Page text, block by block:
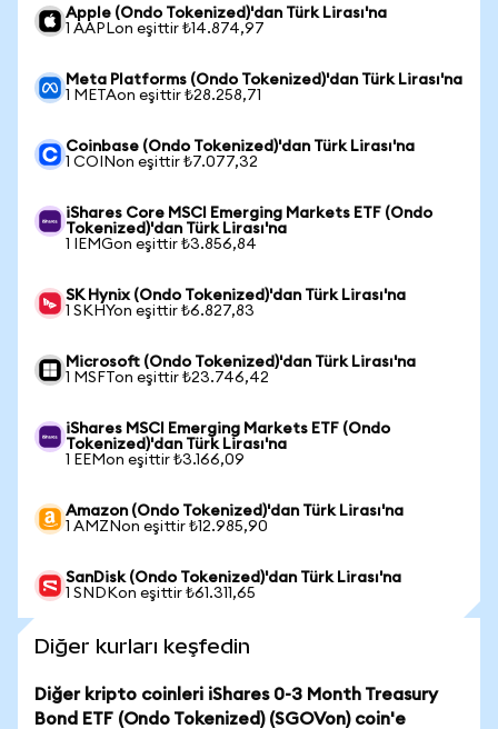
Apple (Ondo Tokenized)'dan Türk Lirası'na
1 AAPLon eşittir ₺14.874,97
Meta Platforms (Ondo Tokenized)'dan Türk Lirası'na
1 METAon eşittir ₺28.258,71
Coinbase (Ondo Tokenized)'dan Türk Lirası'na
1 COINon eşittir ₺7.077,32
iShares Core MSCI Emerging Markets ETF (Ondo
Tokenized)'dan Türk Lirası'na
1 IEMGon eşittir ₺3.856,84
SK Hynix (Ondo Tokenized)'dan Türk Lirası'na
1 SKHYon eşittir ₺6.827,83
Microsoft (Ondo Tokenized)'dan Türk Lirası'na
1 MSFTon eşittir ₺23.746,42
iShares MSCI Emerging Markets ETF (Ondo
Tokenized)'dan Türk Lirası'na
1 EEMon eşittir ₺3.166,09
Amazon (Ondo Tokenized)'dan Türk Lirası'na
1 AMZNon eşittir ₺12.985,90
SanDisk (Ondo Tokenized)'dan Türk Lirası'na
1 SNDKon eşittir ₺61.311,65
Diğer kurları keşfedin
Diğer kripto coinleri iShares 0-3 Month Treasury
Bond ETF (Ondo Tokenized) (SGOVon) coin'e